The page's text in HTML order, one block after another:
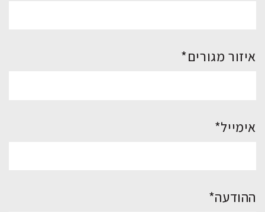
איזור מגורים*
אימייל*
ההודעה*